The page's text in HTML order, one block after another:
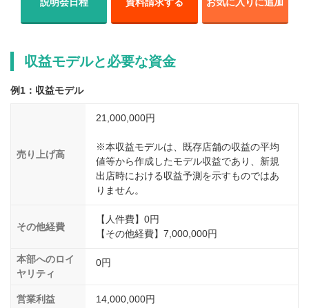
収益モデルと必要な資金
例1：収益モデル
売り上げ高
21,000,000円
※本収益モデルは、既存店舗の収益の平均
値等から作成したモデル収益であり、新規
出店時における収益予測を示すものではあ
りません。
その他経費
【人件費】0円
【その他経費】7,000,000円
本部へのロイ
ヤリティ
0円
営業利益 14,000,000円